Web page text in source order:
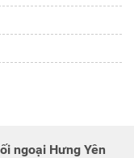
ngoại Hưng Yên